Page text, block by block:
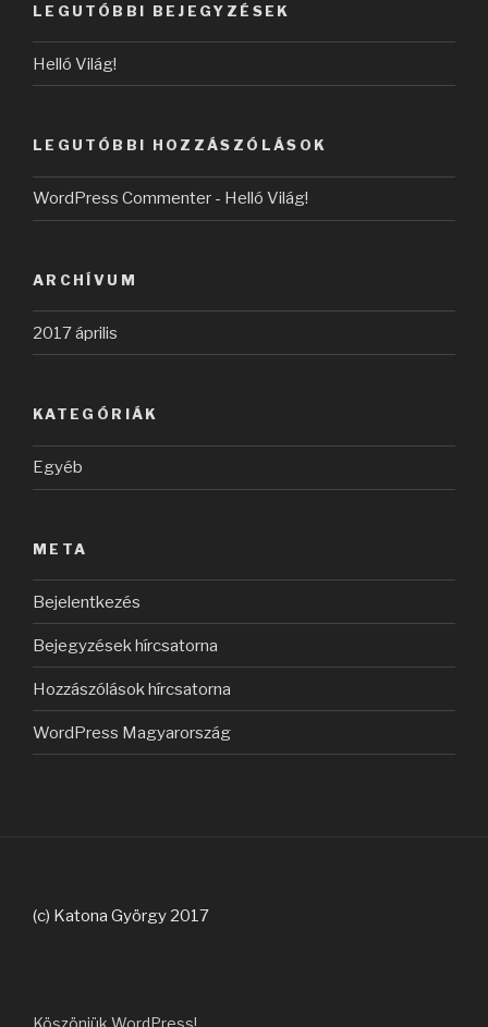
LEGUTÓBBI BEJEGYZÉSEK
Helló Világ!
LEGUTÓBBI HOZZÁSZÓLÁSOK
WordPress Commenter - Helló Világ!
ARCHÍVUM
2017 április
KATEGÓRIÁK
Egyéb
META
Bejelentkezés
Bejegyzések hírcsatorna
Hozzászólások hírcsatorna
WordPress Magyarország
(c) Katona György 2017
Köszönjük WordPress!